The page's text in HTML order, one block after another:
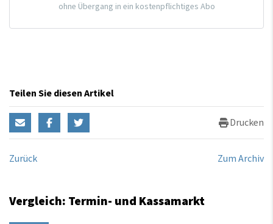
ohne Übergang in ein kostenpflichtiges Abo
Teilen Sie diesen Artikel
Drucken
Zurück Zum Archiv
Vergleich: Termin- und Kassamarkt